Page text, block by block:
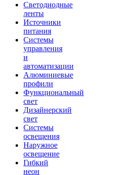
Светодиодные
ленты
Источники
питания
Системы
управления
и
автоматизации
Алюминиевые
профили
Функциональный
свет
Дизайнерский
свет
Системы
освещения
Наружное
освещение
Гибкий
неон